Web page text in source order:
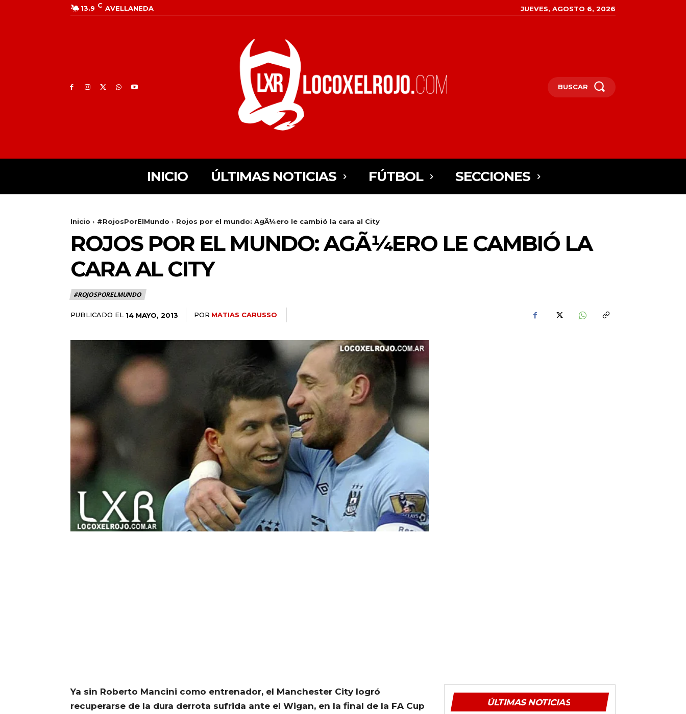
13.9 C AVELLANEDA JUEVES, AGOSTO 6, 2026
BUSCAR
INICIO ÚLTIMAS NOTICIAS FÚTBOL SECCIONES
Inicio #RojosPorElMundo Rojos por el mundo: AgÃ¼ero le cambió la cara al City
ROJOS POR EL MUNDO: AGÃ¼ERO LE CAMBIÓ LA
CARA AL CITY
#ROJOSPORELMUNDO
PUBLICADO EL 14 MAYO, 2013 POR MATIAS CARUSSO
Ya sin Roberto Mancini como entrenador, el Manchester City logró
recuperarse de la dura derrota sufrida ante el Wigan, en la final de la FA Cup
ÚLTIMAS NOTICIAS